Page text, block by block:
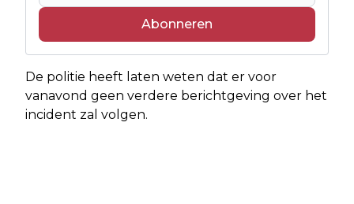
Abonneren
De politie heeft laten weten dat er voor
vanavond geen verdere berichtgeving over het
incident zal volgen.